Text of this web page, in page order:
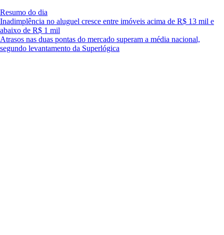
Resumo do dia
Inadimplência no aluguel cresce entre imóveis acima de R$ 13 mil e
abaixo de R$ 1 mil
Atrasos nas duas pontas do mercado superam a média nacional,
segundo levantamento da Superlógica